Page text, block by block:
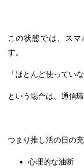
この状態では、ス
す。
「ほとんど使ってい
という場合は、通信
つまり推し活の日の充
心理的な油断